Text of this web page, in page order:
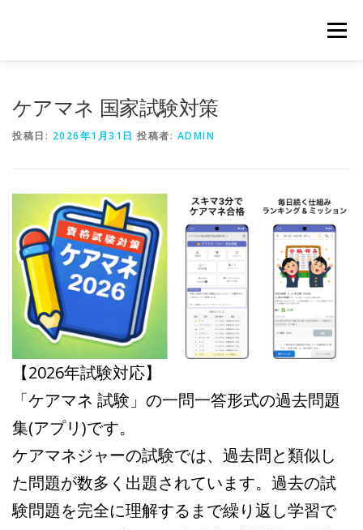
メニュー
ケアマネ 国家試験対策
投稿日: 2026年1月31日 投稿者: ADMIN
【2026年試験対応】
「ケアマネ 試験」の一問一答形式の過去問題
集(アプリ)です。
ケアマネジャーの試験では、過去問と類似し
た問題が数多く出題されています。過去の試
験問題を完全に理解するまで繰り返し学習で